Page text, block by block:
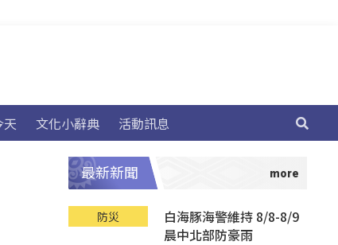
天 文化小辭典 活動訊息
最新新聞
防災
白海豚海警維持 8/8-8/9
晨中北部防豪雨